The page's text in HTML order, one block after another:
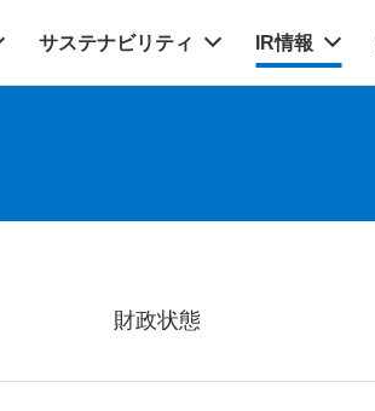
サステナビリティ IR情報
財政状態